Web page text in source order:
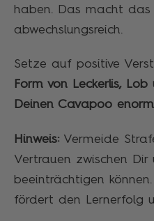
haben. Das macht das
abwechslungsreich.
Setze auf positive
Form von Leckerlis,
Deinen Cavapoo
Hinweis: Vermeide
Vertrauen zwischen
beeinträchtigen
fördert den Lernerfolg